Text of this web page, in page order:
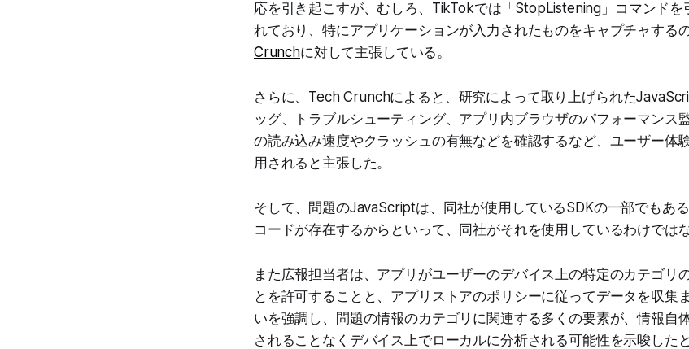
応を引き起こすが、むしろ、TikTokでは「StopListening」コマンドを
れており、特にアプリケーションが入力されたものをキャプチャする
Crunchに対して主張している。
さらに、Tech Crunchによると、研究によって取り上げられた
ッグ、トラブルシューティング、アプリ内ブラウザのパフォーマンス
の読み込み速度やクラッシュの有無などを確認するなど、ユーザー体
用されると主張した。
そして、問題のJavaScriptは、同社が使用しているSDKの一部でもあ
コードが存在するからといって、同社がそれを使用しているわけでは
また広報担当者は、アプリがユーザーのデバイス上の特定のカテゴリ
とを許可することと、アプリストアのポリシーに従ってデータを収集
いを強調し、問題の情報のカテゴリに関連する多くの要素が、情報自
されることなくデバイス上でローカルに分析される可能性を示唆したと